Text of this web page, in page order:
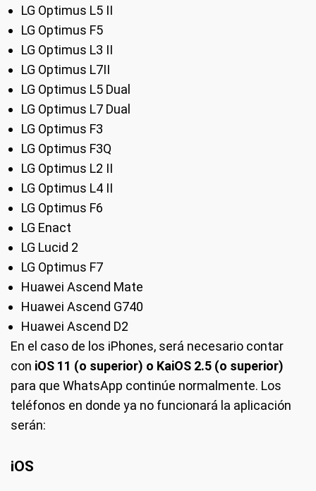
LG Optimus L5 II
LG Optimus F5
LG Optimus L3 II
LG Optimus L7II
LG Optimus L5 Dual
LG Optimus L7 Dual
LG Optimus F3
LG Optimus F3Q
LG Optimus L2 II
LG Optimus L4 II
LG Optimus F6
LG Enact
LG Lucid 2
LG Optimus F7
Huawei Ascend Mate
Huawei Ascend G740
Huawei Ascend D2
En el caso de los iPhones, será necesario contar
con iOS 11 (o superior) o KaiOS 2.5 (o superior)
para que WhatsApp continúe normalmente. Los
teléfonos en donde ya no funcionará la aplicación
serán:
iOS